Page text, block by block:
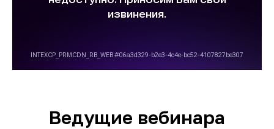
Ведущие вебинара